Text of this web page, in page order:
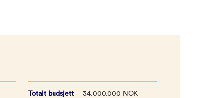
Totalt budsjett 34.000.000 NOK